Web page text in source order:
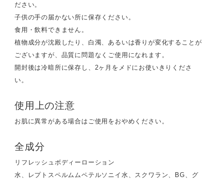
ださい。
子供の手の届かない所に保存ください。
食用・飲料できません。
植物成分が沈殿したり、白濁、あるいは香りが変化することが
ございますが、品質に問題なくご使用になれます。
開封後は冷暗所に保存し、2ヶ月をメドにお使いきりくださ
い。
使用上の注意
お肌に異常がある場合はご使用をおやめください。
全成分
リフレッシュボディーローション
水、レプトスペルムムペテルソニイ水、スクワラン、BG、グ